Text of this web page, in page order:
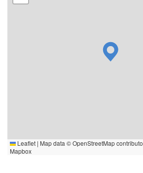
Leaflet | Map data ©OpenStreetMap
Mapbox